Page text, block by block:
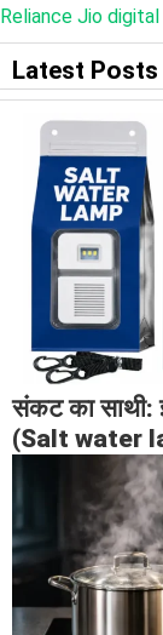
Reliance Jio
Latest Posts
संकट का साथी:
(Salt water